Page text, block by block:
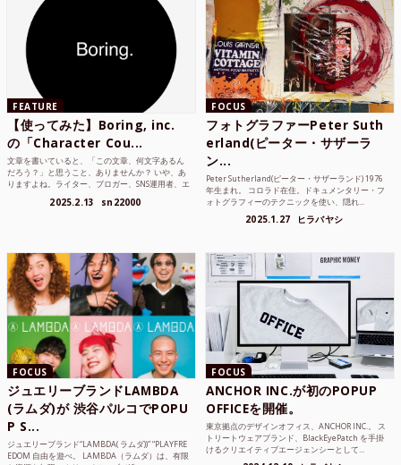
FEATURE
【使ってみた】Boring, inc.
の「Character Cou...
文章を書いていると、「この文章、何文字あるん
だろう？」と思うこと、ありませんか？ いや、あ
りますよね。ライター、ブロガー、SNS運用者、エ
2025.2.13 sn22000
FOCUS
フォトグラファーPeter Suth
erland(ピーター・サザーラ
ン...
Peter Sutherland(ピーター・サザーランド) 1976
年生まれ。 コロラド在住。ドキュメンタリー・フ
ォトグラフィーのテクニックを使い、隠れ...
2025.1.27 ヒラバヤシ
FOCUS
ジュエリーブランドLAMBDA
(ラムダ)が 渋谷パルコでPOPU
P S...
ジュエリーブランド“LAMBDA( ラムダ))” “PLAYFRE
EDOM 自由を遊べ。 LAMBDA（ラムダ）は、有限
FOCUS
ANCHOR INC.が初のPOPUP
OFFICEを開催。
東京拠点のデザインオフィス、ANCHOR INC.。 ス
トリートウェアブランド、BlackEyePatch を手掛
けるクリエイティブエージェンシーとして...